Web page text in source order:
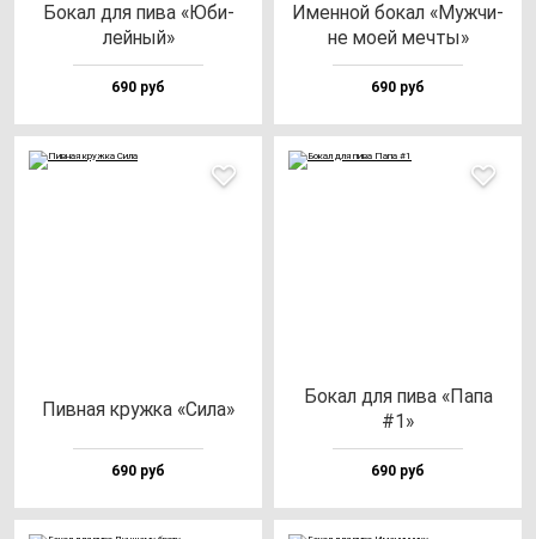
Бокал для пи­ва «Юби­
лей­ный»
690 руб
Имен­ной бо­кал «Муж­чи­
не моей меч­ты»
690 руб
Пив­ная круж­ка «Сила»
690 руб
Бокал для пи­ва «Папа
#1»
690 руб